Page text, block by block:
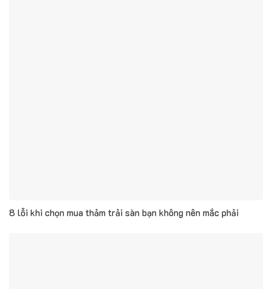
8 lỗi khi chọn mua thảm trải sàn bạn không nên mắc phải